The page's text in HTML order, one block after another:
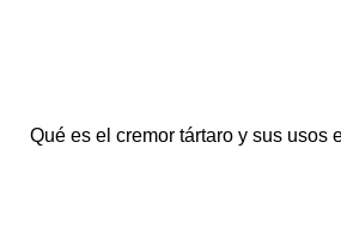
Qué es el cremor tártaro y sus usos